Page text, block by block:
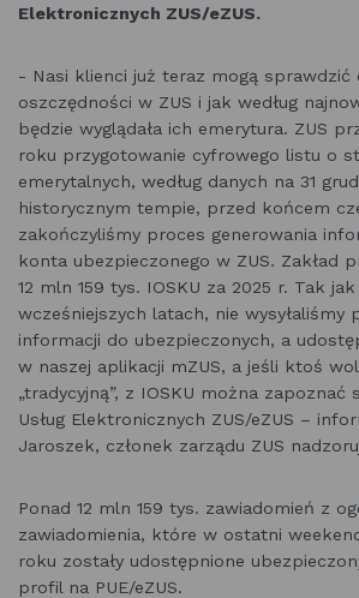
Elektronicznych ZUS/eZUS.
- Nasi klienci już teraz mogą sprawdzić
oszczędności w ZUS i jak według
będzie wyglądała ich emerytura. ZUS
roku przygotowanie cyfrowego listu o
emerytalnych, według danych na 31
historycznym tempie, przed końcem
zakończyliśmy proces generowania
konta ubezpieczonego w ZUS. Zakład
12 mln 159 tys. IOSKU za 2025 r. Tak
wcześniejszych latach, nie wysyłaliśmy
informacji do ubezpieczonych, a
w naszej aplikacji mZUS, a jeśli ktoś
„tradycyjną”, z IOSKU można zapoznać
Usług Elektronicznych ZUS/eZUS –
Jaroszek, członek zarządu ZUS
Ponad 12 mln 159 tys. zawiadomień z
zawiadomienia, które w ostatni
roku zostały udostępnione
profil na PUE/eZUS.